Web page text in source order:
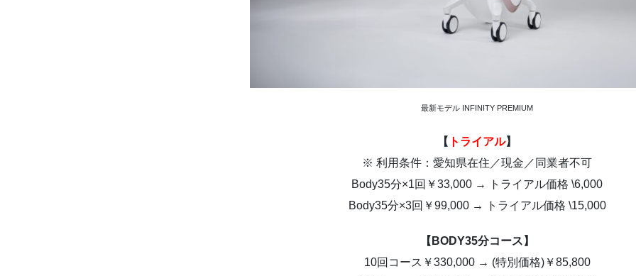
最新モデル INFINITY PREMIUM
【 トライアル】
※ 利用条件：愛知県在住／現金／同業者不可
Body35分×1回￥33,000 → トライアル価格 \6,000
Body35分×3回￥99,000 → トライアル価格 \15,000
【BODY35分コース】
10回コース￥330,000 → (特別価格)￥85,800